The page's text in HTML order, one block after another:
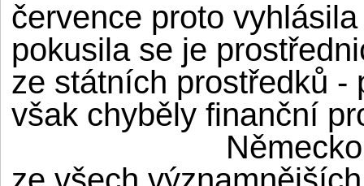
července proto
pokusila se je
ze státních prostředků -
však chyběly finanční